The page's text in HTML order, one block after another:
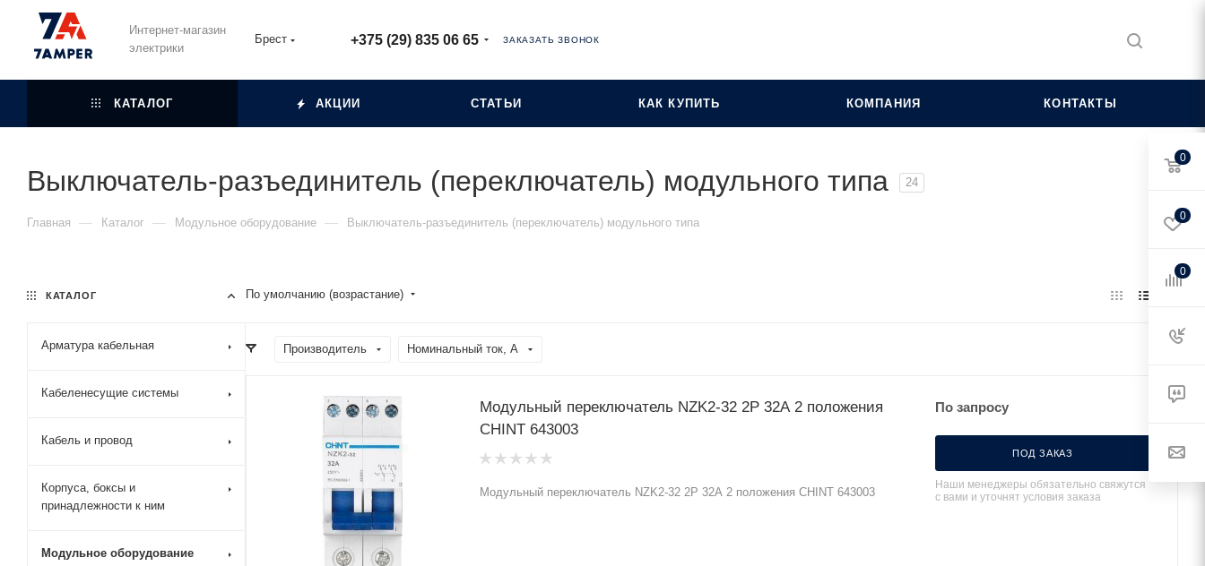
Интернет-магазин
электрики
Брест +375 (29) 835 06 65 ЗАКАЗАТЬ ЗВОНОК
КАТАЛОГ АКЦИИ СТАТЬИ КАК КУПИТЬ КОМПАНИЯ КОНТАКТЫ
Выключатель-разъединитель (переключатель) модульного типа 24
Главная — Каталог — Модульное оборудование — Выключатель-разъединитель (переключатель) модульного типа
По умолчанию (возрастание)
Производитель Номинальный ток, А
Модульный переключатель NZK2-32 2Р 32А 2 положения
CHINT 643003
Модульный переключатель NZK2-32 2Р 32А 2 положения CHINT 643003
По запросу
ПОД ЗАКАЗ
Наши менеджеры обязательно свяжутся
с вами и уточнят условия заказа
КАТАЛОГ
Арматура кабельная
Кабеленесущие системы
Кабель и провод
Корпуса, боксы и
принадлежности к ним
Модульное оборудование
0
0
0